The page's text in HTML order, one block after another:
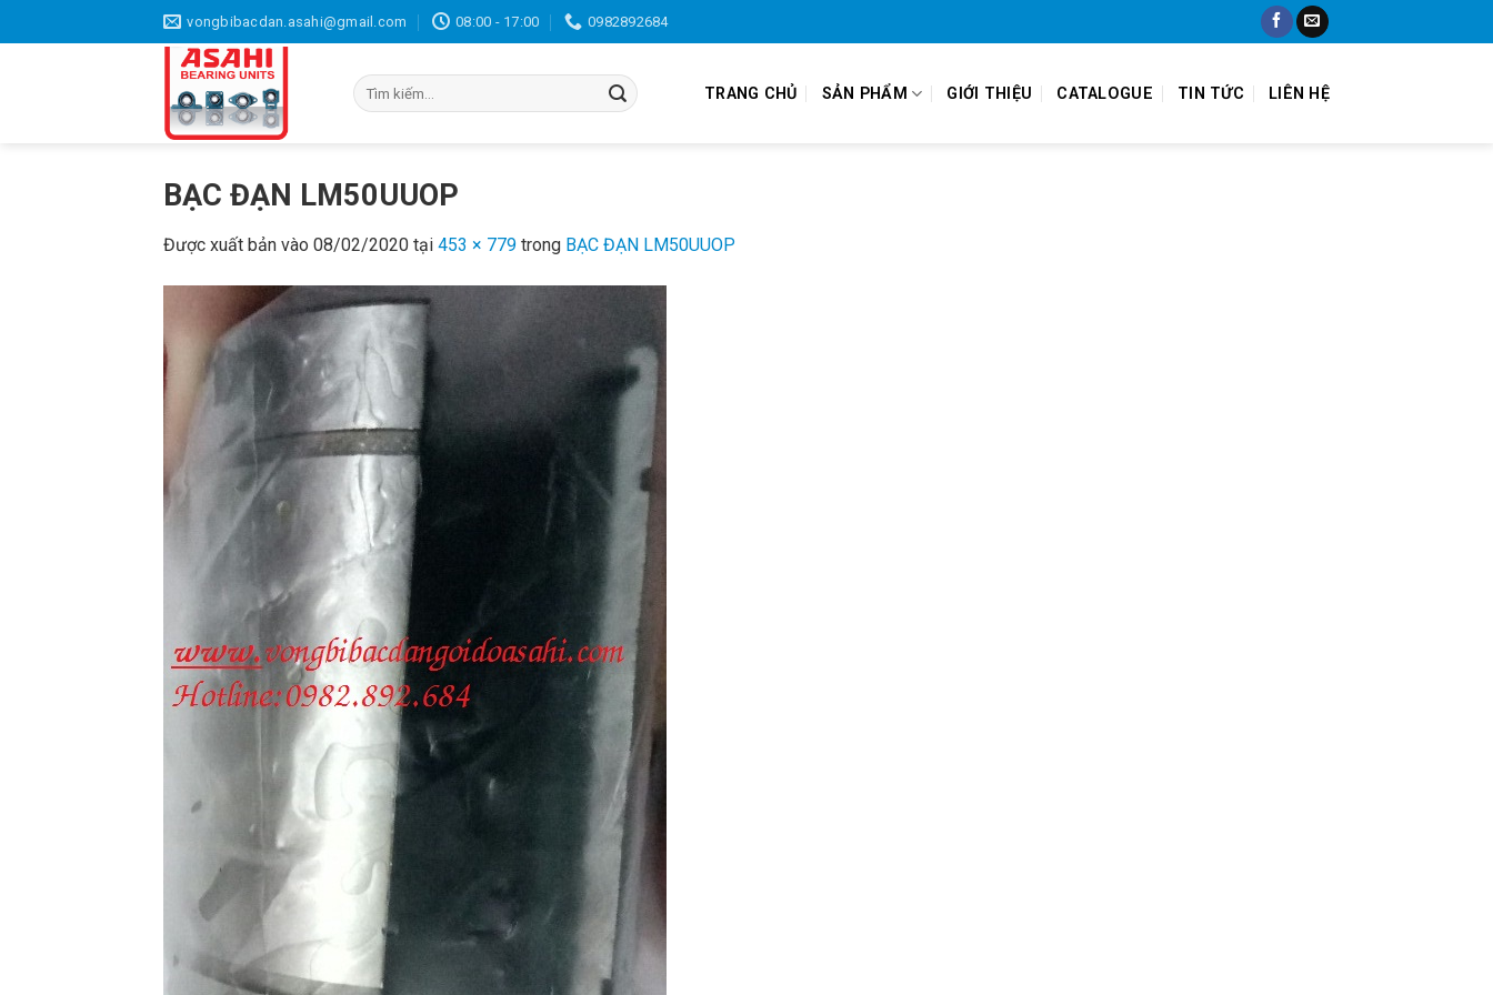
qua
vongbibacdan.asahi@gmail.com 08:00 - 17:00 0982892684
Tìm
kiếm:
TRANG CHỦ SẢN PHẨM GIỚI THIỆU CATALOGUE TIN TỨC LIÊN HỆ
BẠC ĐẠN LM50UUOP
Được xuất bản vào 08/02/2020 tại 453 × 779 trong BẠC ĐẠN LM50UUOP